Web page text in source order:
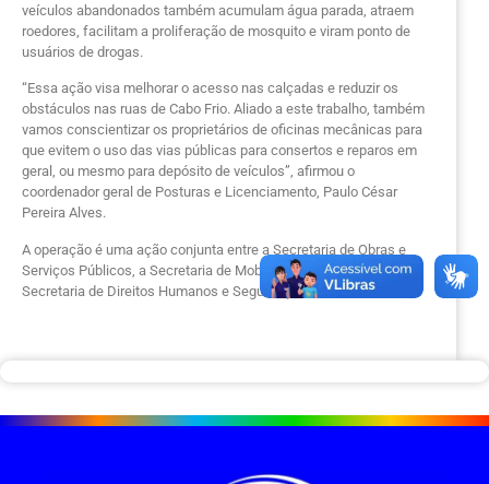
veículos abandonados também acumulam água parada, atraem
roedores, facilitam a proliferação de mosquito e viram ponto de
usuários de drogas.
“Essa ação visa melhorar o acesso nas calçadas e reduzir os
obstáculos nas ruas de Cabo Frio. Aliado a este trabalho, também
vamos conscientizar os proprietários de oficinas mecânicas para
que evitem o uso das vias públicas para consertos e reparos em
geral, ou mesmo para depósito de veículos”, afirmou o
coordenador geral de Posturas e Licenciamento, Paulo César
Pereira Alves.
A operação é uma ação conjunta entre a Secretaria de Obras e
Serviços Públicos, a Secretaria de Mobilidade Urbana e a
Secretaria de Direitos Humanos e Segurança.